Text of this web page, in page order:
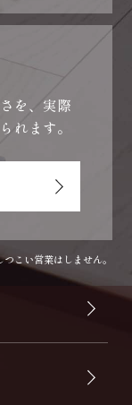
を、 実際
れます。
こい営業はしません。